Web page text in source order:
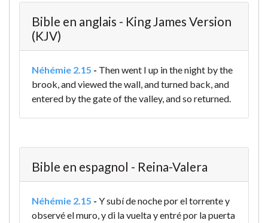
Bible en anglais - King James Version
(KJV)
Néhémie 2.15 - Then went I up in the night by the
brook, and viewed the wall, and turned back, and
entered by the gate of the valley, and so returned.
Bible en espagnol - Reina-Valera
Néhémie 2.15 - Y subí de noche por el torrente y
observé el muro, y di la vuelta y entré por la puerta